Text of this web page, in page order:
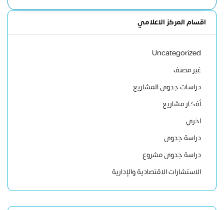
اقسام المركز الاعلامي
Uncategorized
غير مصنف
دراسات جدوى المشاريع
أفكار مشاريع
اخري
دراسة جدوى
دراسة جدوى مشروع
الاستشارات الاقتصادية والإدارية